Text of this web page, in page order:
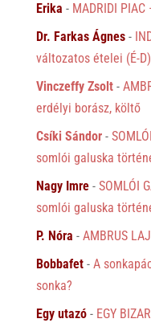
Erika - MADRIDI
Dr. Farkas Ágnes-
változatos ételei (É-D)
Vinczeffy Zsolt-
erdélyi borász, költő
Csíki Sándor-
somlói galuska
Nagy Imre- SOMLÓI
somlói galuska
P. Nóra - AMBRUS
Bobbafet- A
sonka?
Egy utazó- EGY